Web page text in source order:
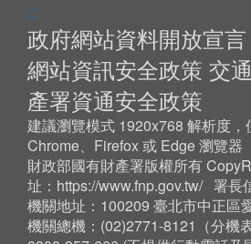
:::
政府網站資料開放宣言
網站資訊安全政策 交
產署資通安全政策
建議瀏覽模式 1920x768 解析度，
Chrome、Firefox 或 Edge 瀏覽器
財政部國有財產署版權所有
址： https://www.fnp.gov.tw/ 署長
機關地址：100209 臺北市中正區
機關總機：(02)2771-8121（分機